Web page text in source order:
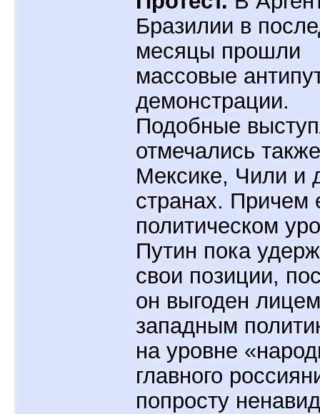
Бразилии в
месяцы прошли
массовые
демонстрации.
Подобные
отмечались
Мексике, Чили и
странах. Причем
политическом
Путин пока
свои позиции,
он выгоден
западным
на уровне
главного
попросту